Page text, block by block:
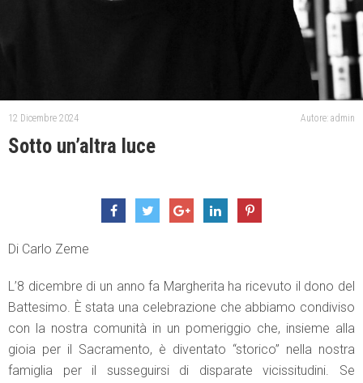
12 Dicembre 2024 Autore: admin
Sotto un’altra luce
Di Carlo Zeme
L’8 dicembre di un anno fa Margherita ha ricevuto il dono del
Battesimo. È stata una celebrazione che abbiamo condiviso
con la nostra comunità in un pomeriggio che, insieme alla
gioia per il Sacramento, è diventato “storico” nella nostra
famiglia per il susseguirsi di disparate vicissitudini. Se